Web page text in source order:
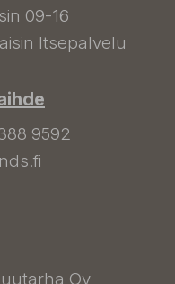
09-16
Itsepalvelu
9592
Oy